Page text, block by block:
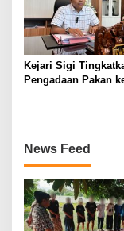
Kejari Sigi
Pengadaan Pakan
News Feed